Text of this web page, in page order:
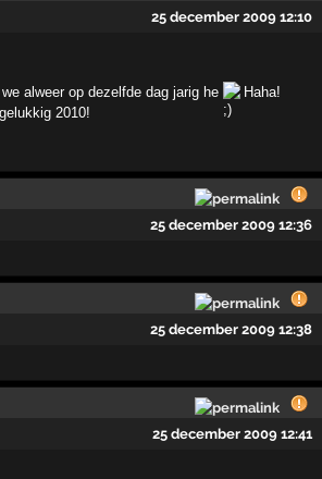
25 december 2009 12:10
alweer op dezelfde dag jarig he
Haha!
2010!
25 december 2009 12:36
25 december 2009 12:38
25 december 2009 12:41